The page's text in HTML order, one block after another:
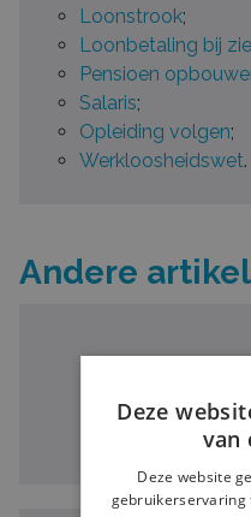
Loonstrook;
Loonbetaling bij
Pensioen
Salaris;
Opleiding volgen;
Werkloosheidswet.
Andere
Deze
van
Deze website
gebruikerservaring